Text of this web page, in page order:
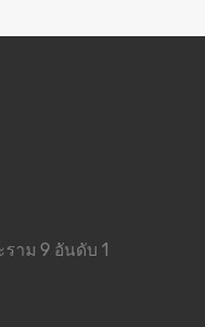
ราม 9 อันดับ 1